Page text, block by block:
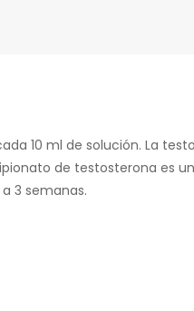
10 ml de solución. La
de testosterona es
3 semanas.